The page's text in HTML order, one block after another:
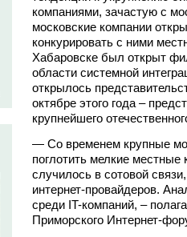
компаниями, зачастую с
московские компании
конкурировать с ними
Хабаровске был открыт
области системной
открылось
октябре этого года –
крупнейшего
— Со временем крупные
поглотить мелкие
случилось в сотовой
интернет-провайдеров.
среди IT-компаний, –
Приморского Интернет-